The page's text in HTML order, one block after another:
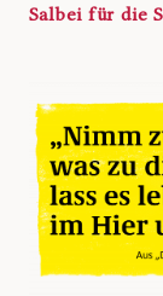
Salbei für die